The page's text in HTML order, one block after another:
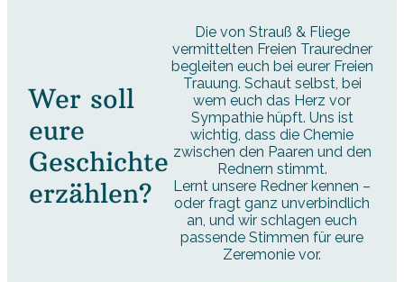
Wer soll
eure
Geschichte
erzählen?
Die von Strauß & Fliege
vermittelten Freien Trauredner
begleiten euch bei eurer Freien
Trauung. Schaut selbst, bei
wem euch das Herz vor
Sympathie hüpft. Uns ist
wichtig, dass die Chemie
zwischen den Paaren und den
Rednern stimmt.
Lernt unsere Redner kennen –
oder fragt ganz unverbindlich
an, und wir schlagen euch
passende Stimmen für eure
Zeremonie vor.